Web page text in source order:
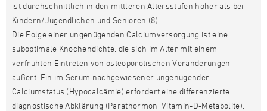
ist durchschnittlich in den mittleren Altersstufen höher als bei
Kindern/Jugendlichen und Senioren (8).
Die Folge einer ungenügenden Calciumversorgung ist eine
suboptimale Knochendichte, die sich im Alter mit einem
verfrühten Eintreten von osteoporotischen Veränderungen
äußert. Ein im Serum nachgewiesener ungenügender
Calciumstatus (Hypocalcämie) erfordert eine differenzierte
diagnostische Abklärung (Parathormon, Vitamin-D-Metabolite),